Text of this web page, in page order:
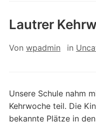
Lautrer
Von wpadmin in
Unsere Schule nahm
Kehrwoche teil. Die
bekannte Plätze in